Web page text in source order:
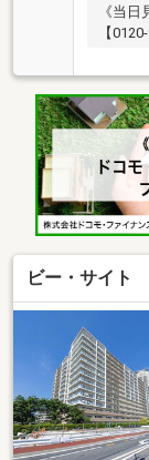
《当
【
ビー・サイト